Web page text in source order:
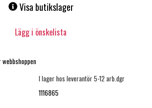
Visa butikslager
Lägg i önskelista
I lager hos leverantör 5-12 arb.dgr
1116865